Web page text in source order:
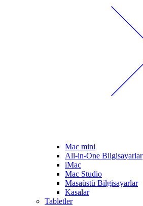
Mac mini
All-in-One Bilgisayarlar
iMac
Mac Studio
Masaüstü Bilgisayarlar
Kasalar
Tabletler